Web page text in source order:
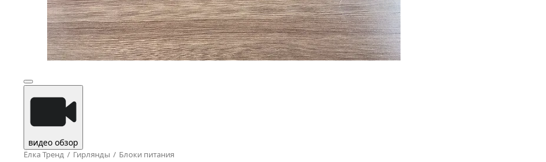
видео обзор
Ёлка Тренд Гирлянды Блоки питания